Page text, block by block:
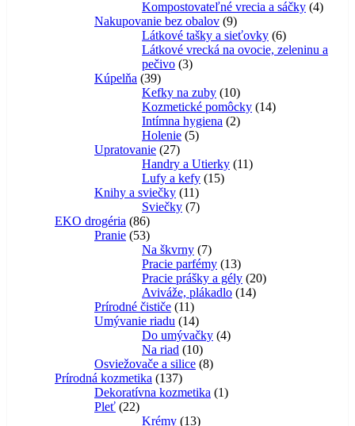
produkty
Kompostovateľné vrecia a sáčky 44
Nakupovanie bez obalov 99
produktov
Látkové tašky a sieťovky 66
produktov
Látkové vrecká na ovocie, zeleninu a
pečivo 33
Kúpelňa 3939
produktov
Kefky na zuby 1010
produktov
Kozmetické pomôcky 1414
Intímna hygiena 22
Holenie 55
Upratovanie 2727
produktov
Handry a Utierky 1111
Lufy a kefy 1515
Knihy a sviečky 1111
produktov
Sviečky 77
EKO drogéria 8686
produktov
Pranie 5353
produktov
Na škvrny 77
produktov
Pracie parfémy 1313
produktov
Pracie prášky a gély 2020
Aviváže, plákadlo 1414
Prírodné čističe 1111
produktov
Umývanie riadu 1414
produktov
Do umývačky 44
Na riad 1010
produktov
Osviežovače a silice 88
Prírodná kozmetika 137137
produktov
Dekoratívna kozmetika 11
Pleť 2222
produktov
Krémy 1313